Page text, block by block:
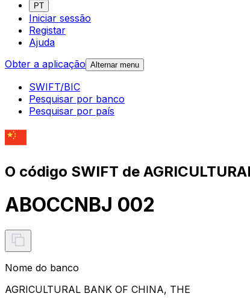
PT
Iniciar sessão
Registar
Ajuda
Obter a aplicação Alternar menu
SWIFT/BIC
Pesquisar por banco
Pesquisar por país
O código SWIFT de
ABOCCNBJ 002
Nome do banco
AGRICULTURAL BANK OF CHINA, THE